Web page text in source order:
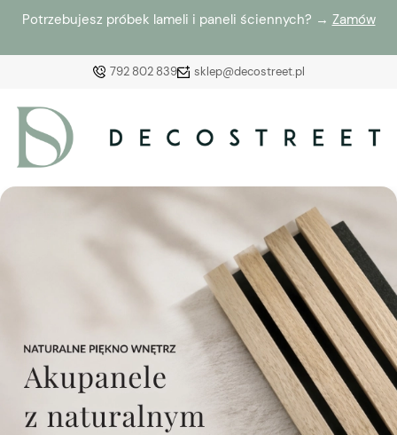
Potrzebujesz próbek lameli i paneli ściennych? → Zamów
792 802 839 sklep@decostreet.pl
Załóż konto
Wybierz coś dla siebie z naszej aktualnej oferty lub
zaloguj się, aby przywrócić dodane produkty do listy
z poprzedniej sesji.